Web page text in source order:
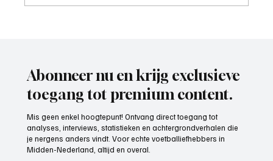
Abonneer nu en krijg exclusieve
toegang tot premium content.
Mis geen enkel hoogtepunt! Ontvang direct toegang tot
analyses, interviews, statistieken en achtergrondverhalen die
je nergens anders vindt. Voor echte voetballiefhebbers in
Midden-Nederland, altijd en overal.